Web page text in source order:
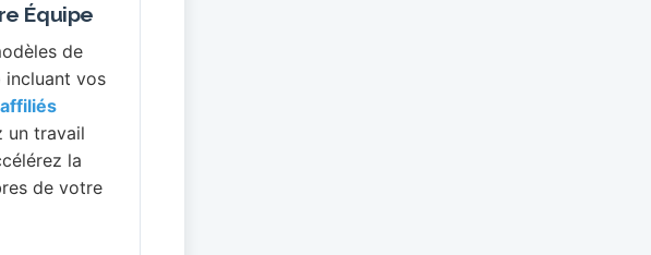
Équipe
de
incluant vos
affiliés
un travail
la
de votre